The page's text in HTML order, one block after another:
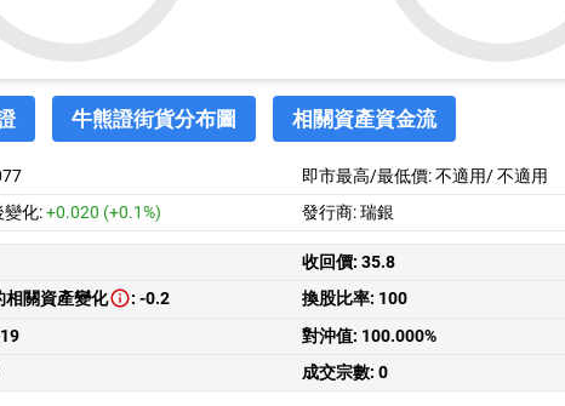
牛熊證街貨分布圖 相關資產資金流
即市最高/最低價:不適用/不適用
變化:+0.020 (+0.1%) 發行商: 瑞銀
收回價: 35.8
相關資產變化
: -0.2 換股比率: 100
對沖值: 100.000%
成交宗數: 0